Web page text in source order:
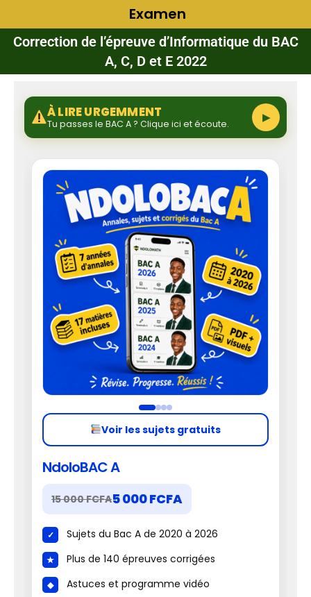
Examen
Correction de l’épreuve d’Informatique du BAC
A, C, D et E 2022
À LIRE URGEMMENT
Tu passes le BAC A ? Clique ici et écoute. ▶
Voir les sujets gratuits
NdoloBAC A
15 000 FCFA5 000 FCFA
Sujets du Bac A de 2020 à 2026
Plus de 140 épreuves corrigées
Astuces et programme vidéo